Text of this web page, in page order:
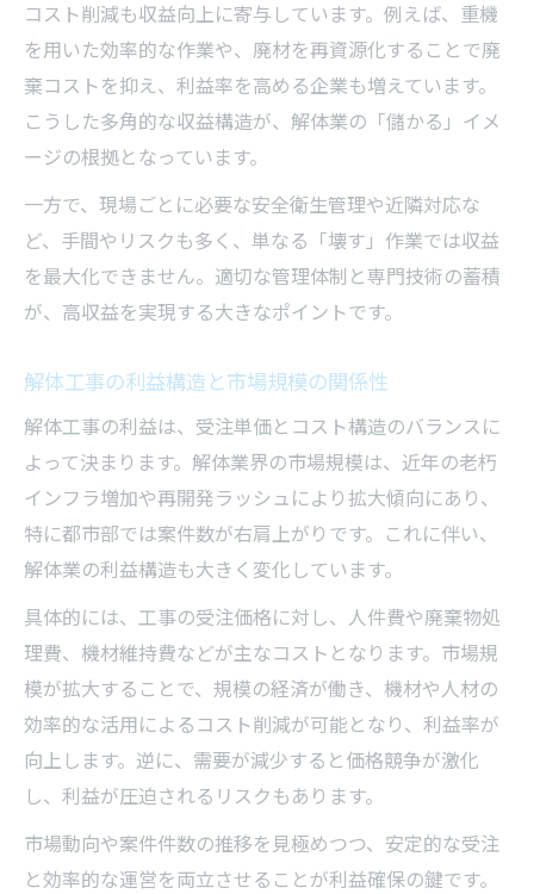
コスト削減も収益向上に寄与しています。例えば、重機
を用いた効率的な作業や、廃材を再資源化することで廃
棄コストを抑え、利益率を高める企業も増えています。
こうした多角的な収益構造が、解体業の「儲かる」イメ
ージの根拠となっています。
一方で、現場ごとに必要な安全衛生管理や近隣対応な
ど、手間やリスクも多く、単なる「壊す」作業では収益
を最大化できません。適切な管理体制と専門技術の蓄積
が、高収益を実現する大きなポイントです。
解体工事の利益構造と市場規模の関係性
解体工事の利益は、受注単価とコスト構造のバランスに
よって決まります。解体業界の市場規模は、近年の老朽
インフラ増加や再開発ラッシュにより拡大傾向にあり、
特に都市部では案件数が右肩上がりです。これに伴い、
解体業の利益構造も大きく変化しています。
具体的には、工事の受注価格に対し、人件費や廃棄物処
理費、機材維持費などが主なコストとなります。市場規
模が拡大することで、規模の経済が働き、機材や人材の
効率的な活用によるコスト削減が可能となり、利益率が
向上します。逆に、需要が減少すると価格競争が激化
し、利益が圧迫されるリスクもあります。
市場動向や案件件数の推移を見極めつつ、安定的な受注
と効率的な運営を両立させることが利益確保の鍵です。